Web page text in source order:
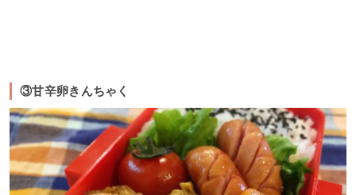
③甘辛卵きんちゃく